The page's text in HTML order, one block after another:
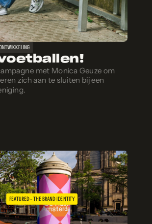
met Monica Geuze om
zich aan te sluiten bij een
FEATURED – THE BRAND IDENTITY